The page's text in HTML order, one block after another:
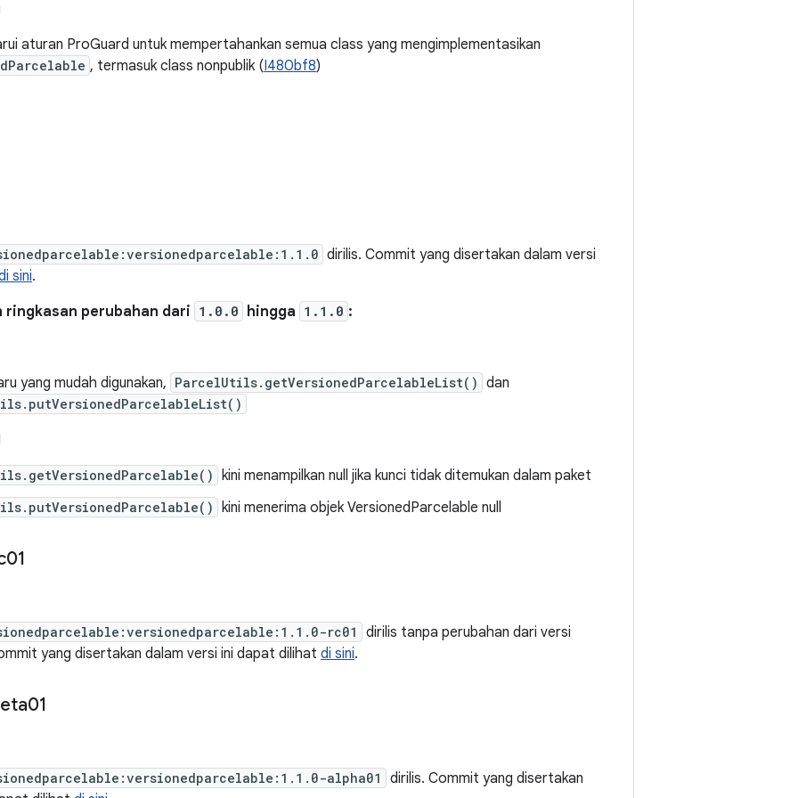
aturan ProGuard untuk mempertahankan semua class yang mengimplementasikan
, termasuk class nonpublik (I480bf8)
dirilis. Commit yang disertakan dalam versi
sini.
ringkasan perubahan dari 1.0.0 hingga 1.1.0 :
yang mudah digunakan, ParcelUtils.getVersionedParcelableList() dan
kini menampilkan null jika kunci tidak ditemukan dalam paket
kini menerima objek VersionedParcelable null
rc01
dirilis tanpa perubahan dari versi
yang disertakan dalam versi ini dapat dilihat di sini.
alpha01
dirilis. Commit yang disertakan